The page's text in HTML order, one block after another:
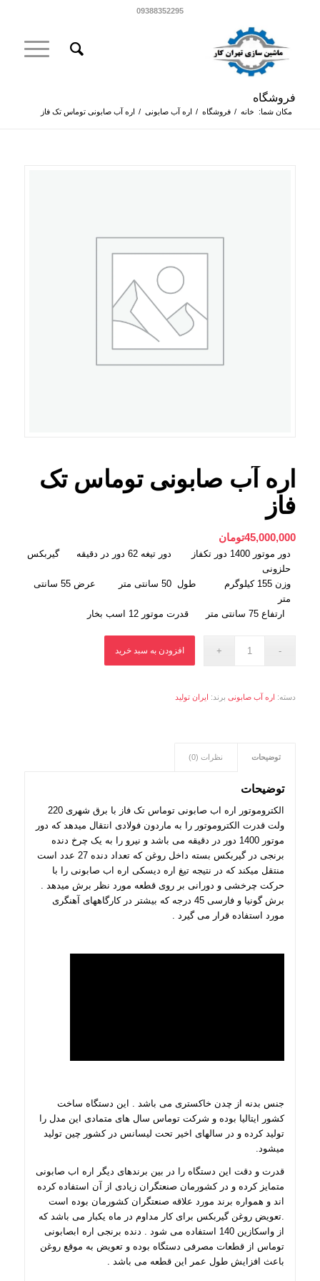
09388352295
فروشگاه
مکان شما: خانه / فروشگاه / اره آب صابونی / اره آب صابونی توماس تک فاز
اره آب صابونی توماس تک
فاز
45,000,000تومان
دور موتور 1400 دور تکفاز دور تیغه 62 دور در دقیقه گیربکس
حلزونی
وزن 155 کیلوگرم طول 50 سانتی متر عرض 55 سانتی
متر
ارتفاع 75 سانتی متر قدرت موتور 12 اسب بخار
افزودن به سبد خرید
دسته: اره آب صابونی برند: ایران تولید
توضیحات نظرات (0)
توضیحات
الکتروموتور اره اب صابونی توماس تک فاز با برق شهری 220
ولت قدرت الکتروموتور را به ماردون فولادی انتقال میدهد که دور
موتور 1400 دور در دقیقه می باشد و نیرو را به یک چرخ دنده
برنجی در گیربکس بسته داخل روغن که تعداد دنده 27 عدد است
منتقل میکند که در نتیجه تیغ اره دیسکی اره اب صابونی را با
حرکت چرخشی و دورانی بر روی قطعه مورد نظر برش میدهد .
برش گونیا و فارسی 45 درجه که بیشتر در کارگاههای آهنگری
مورد استفاده قرار می گیرد .
جنس بدنه از چدن خاکستری می باشد . این دستگاه ساخت
کشور ایتالیا بوده و شرکت توماس سال های متمادی این مدل را
تولید کرده و در سالهای اخیر تحت لیسانس در کشور چین تولید
میشود.
قدرت و دقت این دستگاه را در بین برندهای دیگر اره اب صابونی
متمایز کرده و در کشورمان صنعتگران زیادی از آن استفاده کرده
اند و همواره برند مورد علاقه صنعتگران کشورمان بوده است
.تعویض روغن گیربکس برای کار مداوم در ماه یکبار می باشد که
از واسکازین 140 استفاده می شود . دنده برنجی اره ابصابونی
توماس از قطعات مصرفی دستگاه بوده و تعویض به موقع روغن
باعث افزایش طول عمر این قطعه می باشد .